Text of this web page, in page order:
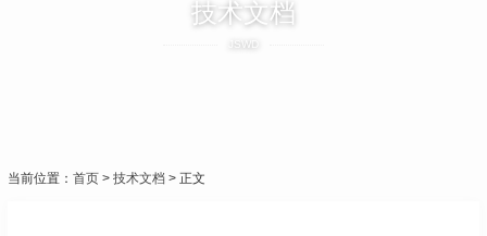
技术文档
JSWD
当前位置： 首页 > 技术文档 > 正文